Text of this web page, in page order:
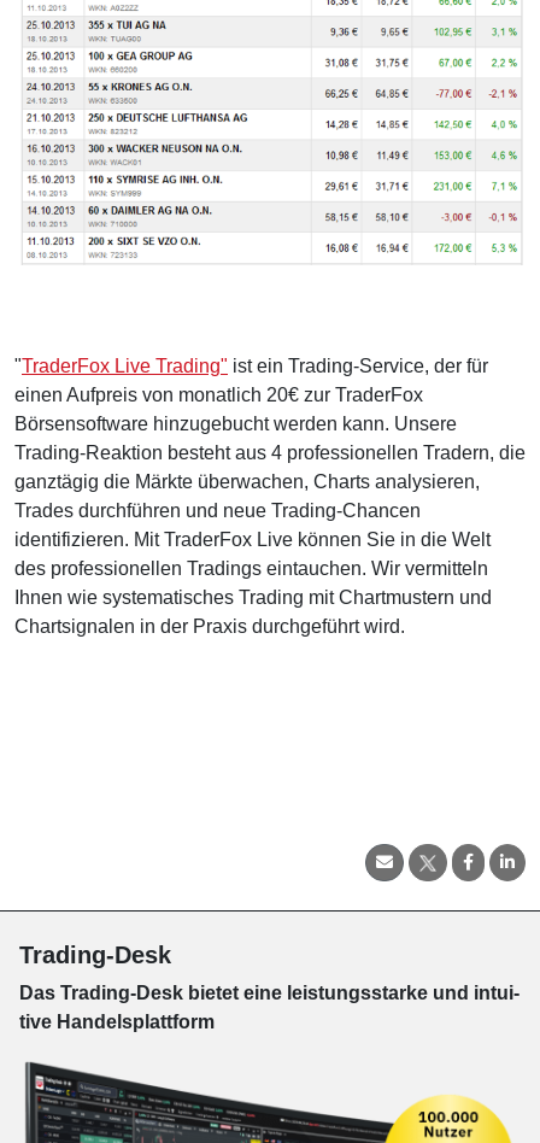
"TraderFox Live Trading" ist ein Trading-Service, der für
einen Aufpreis von monatlich 20€ zur TraderFox
Börsensoftware hinzugebucht werden kann. Unsere
Trading-Reaktion besteht aus 4 professionellen Tradern, die
ganztägig die Märkte überwachen, Charts analysieren,
Trades durchführen und neue Trading-Chancen
identifizieren. Mit TraderFox Live können Sie in die Welt
des professionellen Tradings eintauchen. Wir vermitteln
Ihnen wie systematisches Trading mit Chartmustern und
Chartsignalen in der Praxis durchgeführt wird.
Trading-Desk
Das Trading-Desk bie­tet eine leis­tungs­star­ke und in­tui­
tive Han­dels­platt­form